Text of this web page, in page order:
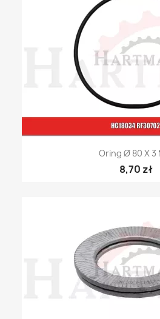
Oring Ø 80 X 3
8,70 zł